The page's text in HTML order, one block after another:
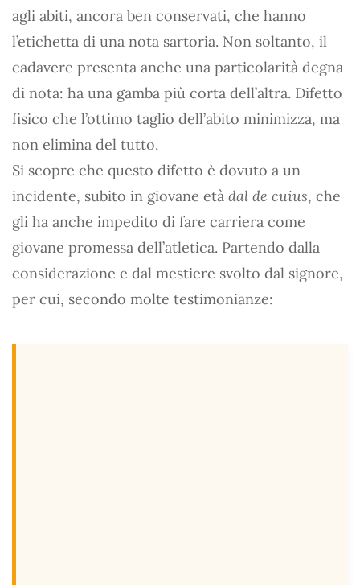
agli abiti, ancora ben conservati, che hanno
l’etichetta di una nota sartoria. Non soltanto, il
cadavere presenta anche una particolarità degna
di nota: ha una gamba più corta dell’altra. Difetto
fisico che l’ottimo taglio dell’abito minimizza, ma
non elimina del tutto.
Si scopre che questo difetto è dovuto a un
incidente, subito in giovane età dal de cuius, che
gli ha anche impedito di fare carriera come
giovane promessa dell’atletica. Partendo dalla
considerazione e dal mestiere svolto dal signore,
per cui, secondo molte testimonianze: